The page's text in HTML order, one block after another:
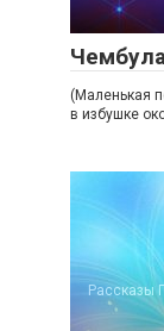
(Маленькая
в избушке
Рассказы